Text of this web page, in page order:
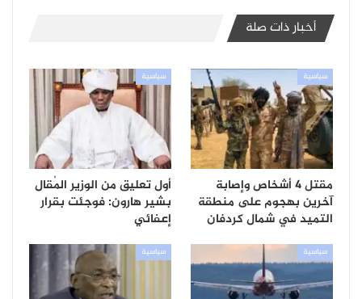
أخبار ذات صلة
سياسية
مقتل 4 أشخاص وإصابة
آخرين بهجوم على منطقة
التميد في شمال كردفان
سياسية
أول تعليق من الوزير المُقال
بشير هارون: فوجئت بقرار
إعفائي
سياسية سياسية